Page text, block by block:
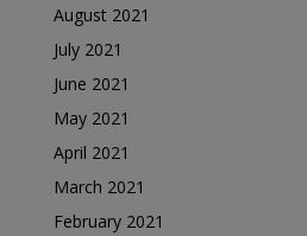
August 2021
July 2021
June 2021
May 2021
April 2021
March 2021
February 2021